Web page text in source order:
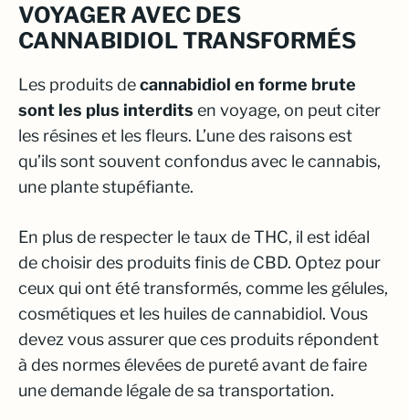
VOYAGER AVEC DES
CANNABIDIOL TRANSFORMÉS
Les produits decannabidiol en forme brute
sont les plus interdits en voyage, on peut citer
les résines et les fleurs. L’une des raisons est
qu’ils sont souvent confondus avec le cannabis,
une plante stupéfiante.
En plus de respecter le taux de THC, il est idéal
de choisir des produits finis de CBD. Optez pour
ceux qui ont été transformés, comme les gélules,
cosmétiques et les huiles de cannabidiol. Vous
devez vous assurer que ces produits répondent
à des normes élevées de pureté avant de faire
une demande légale de sa transportation.